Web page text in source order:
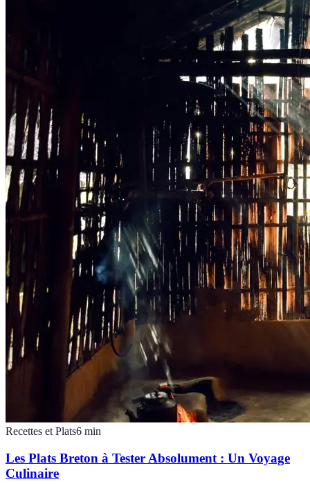
Recettes et Plats6 min
Les Plats Breton à Tester Absolument : Un Voyage
Culinaire